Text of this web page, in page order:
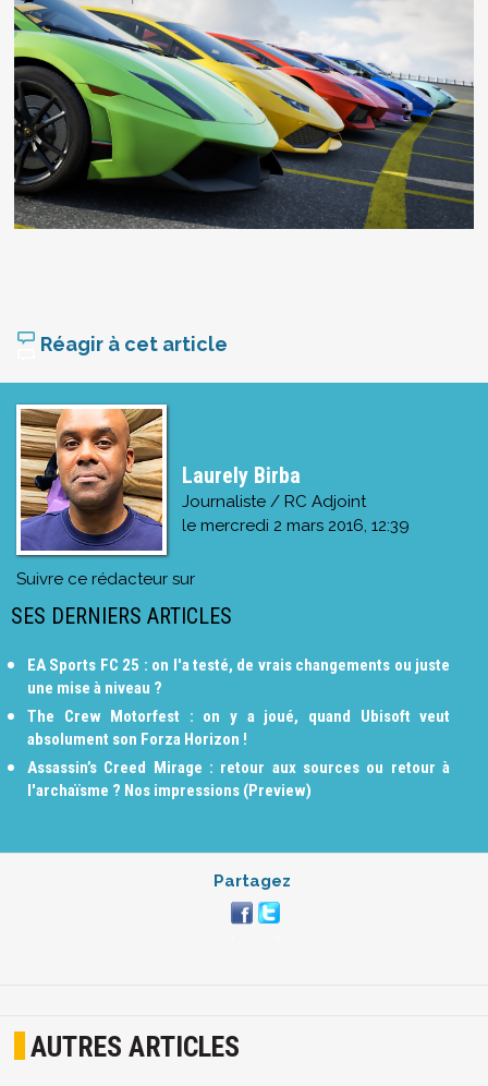
Réagir à cet article
Laurely Birba
Journaliste / RC Adjoint
le mercredi 2 mars 2016, 12:39
Suivre ce rédacteur sur
SES DERNIERS ARTICLES
EA Sports FC 25 : on l'a testé, de vrais changements ou juste
une mise à niveau ?
The Crew Motorfest : on y a joué, quand Ubisoft veut
absolument son Forza Horizon !
Assassin’s Creed Mirage : retour aux sources ou retour à
l'archaïsme ? Nos impressions (Preview)
Partagez
AUTRES ARTICLES